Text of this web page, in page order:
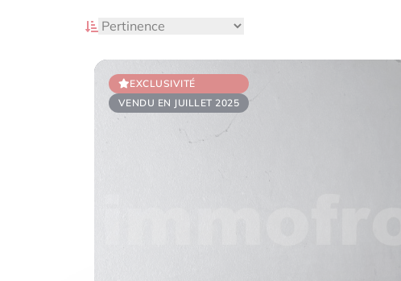
EXCLUSIVITÉ
VENDU EN JUILLET 2025